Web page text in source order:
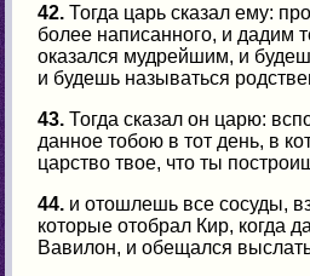
42. Тогда царь сказал ему:
более написанного, и дадим
оказался мудрейшим, и
и будешь называться
43. Тогда сказал он царю:
данное тобою в тот день, в
царство твое, что ты
44. и отошлешь все сосуды,
которые отобрал Кир, когда
Вавилон, и обещался